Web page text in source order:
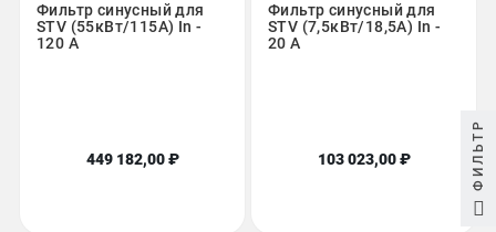
Фильтр синусный для
STV (55кВт/115A) In -
120 A
449 182,00 ₽
Фильтр синусный для
STV (7,5кВт/18,5A) In -
20 A
103 023,00 ₽ ФИЛЬТР